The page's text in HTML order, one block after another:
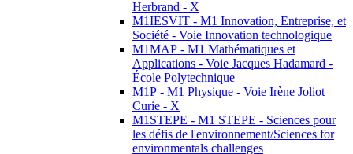
Herbrand - X
M1IESVIT - M1 Innovation, Entreprise, et
Société - Voie Innovation technologique
M1MAP - M1 Mathématiques et
Applications - Voie Jacques Hadamard -
École Polytechnique
M1P - M1 Physique - Voie Irène Joliot
Curie - X
M1STEPE - M1 STEPE - Sciences pour
les défis de l'environnement/Sciences for
environmentals challenges